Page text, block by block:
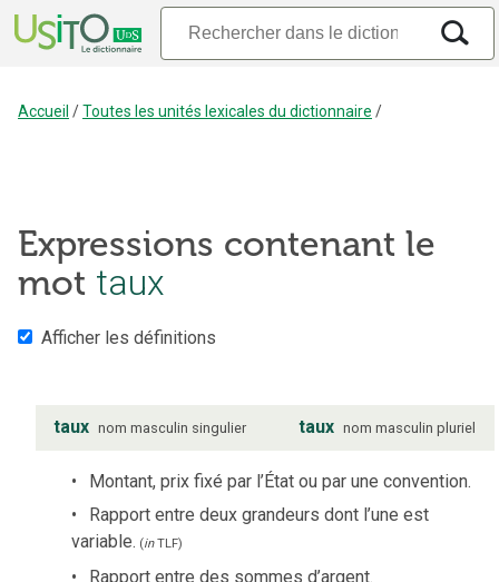
Accueil /Toutes les unités lexicales du dictionnaire /
Expressions contenant le
mot taux
Afficher les définitions
taux nom masculin singulier taux nom masculin pluriel
Montant, prix fixé par l’État ou par une convention.
Rapport entre deux grandeurs dont l’une est
variable. (inTLF)
Rapport entre des sommes d’argent.